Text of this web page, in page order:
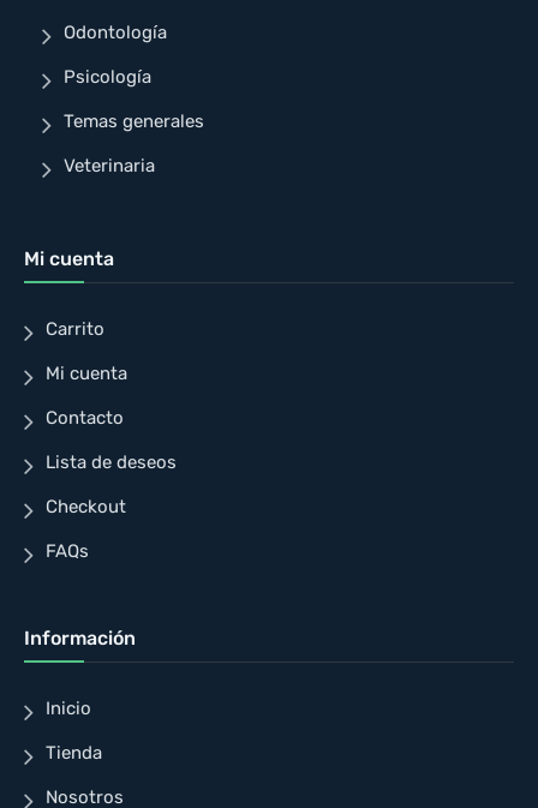
Odontología
Psicología
Temas generales
Veterinaria
Mi cuenta
Carrito
Mi cuenta
Contacto
Lista de deseos
Checkout
FAQs
Información
Inicio
Tienda
Nosotros